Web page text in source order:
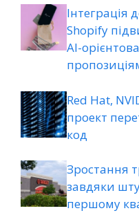
Інтеграція
Shopify
AI-
Red Hat,
проект
код
Зростання
завдяки
першому